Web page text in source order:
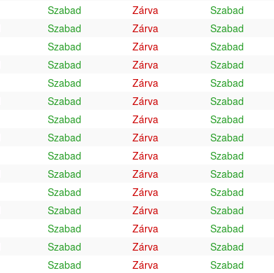
Szabad Zárva Szabad
Szabad Zárva Szabad
Szabad Zárva Szabad
Szabad Zárva Szabad
Szabad Zárva Szabad
Szabad Zárva Szabad
Szabad Zárva Szabad
Szabad Zárva Szabad
Szabad Zárva Szabad
Szabad Zárva Szabad
Szabad Zárva Szabad
Szabad Zárva Szabad
Szabad Zárva Szabad
Szabad Zárva Szabad
Szabad Zárva Szabad